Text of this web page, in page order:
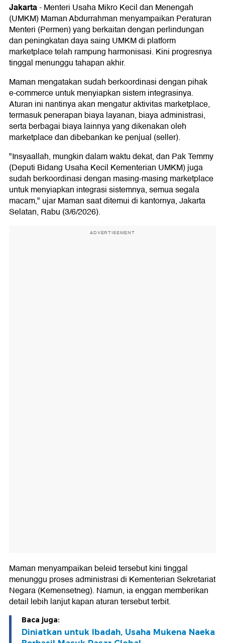
Jakarta-Menteri Usaha Mikro Kecil dan Menengah
(UMKM) Maman Abdurrahman menyampaikan Peraturan
Menteri (Permen) yang berkaitan dengan perlindungan
dan peningkatan daya saing UMKM di platform
marketplace telah rampung harmonisasi. Kini progresnya
tinggal menunggu tahapan akhir.
Maman mengatakan sudah berkoordinasi dengan pihak
e-commerce untuk menyiapkan sistem integrasinya.
Aturan ini nantinya akan mengatur aktivitas marketplace,
termasuk penerapan biaya layanan, biaya administrasi,
serta berbagai biaya lainnya yang dikenakan oleh
marketplace dan dibebankan ke penjual (seller).
"Insyaallah, mungkin dalam waktu dekat, dan Pak Temmy
(Deputi Bidang Usaha Kecil Kementerian UMKM) juga
sudah berkoordinasi dengan masing-masing marketplace
untuk menyiapkan integrasi sistemnya, semua segala
macam," ujar Maman saat ditemui di kantornya, Jakarta
Selatan, Rabu (3/6/2026).
ADVERTISEMENT
Maman menyampaikan beleid tersebut kini tinggal
menunggu proses administrasi di Kementerian Sekretariat
Negara (Kemensetneg). Namun, ia enggan memberikan
detail lebih lanjut kapan aturan tersebut terbit.
Baca juga:
Diniatkan untuk Ibadah, Usaha Mukena Naeka